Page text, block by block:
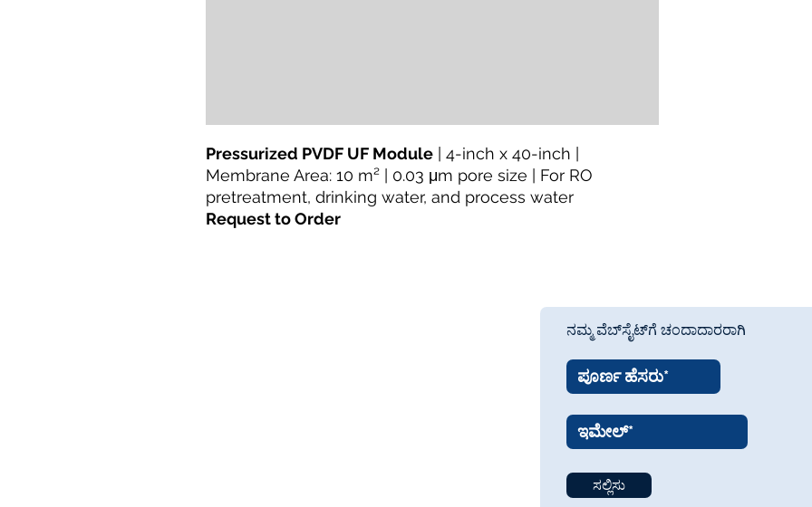
Pressurized PVDF UF Module | 4-inch x 40-inch |
Membrane Area: 10 m² | 0.03 μm pore size | For RO
pretreatment, drinking water, and process water
Request to Order
ನಮ್ಮ ವೆಬ್‌ಸೈಟ್‌ಗೆ ಚಂದಾದಾರರಾಗಿ
ಸಲ್ಲಿಸು